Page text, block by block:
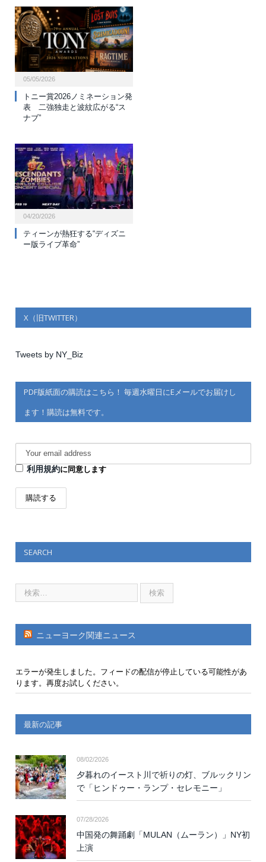
05/05/2026
トニー賞2026ノミネーション発
表 二強独走と波紋広がる“ス
ナブ”
04/20/2026
ティーンが熱狂する“ディズニ
ー版ライブ革命”
X（旧TWITTER）
Tweets by NY_Biz
PDF版紙面の購読はこちら！ 毎週水曜日にEメールでお届けし
ます！購読は無料です。
利用規約に同意します
SEARCH
ニューヨーク関連ニュース
エラーが発生しました。フィードの配信が停止している可能性があ
ります。再度お試しください。
最新の記事
08/02/2026
夕暮れのイースト川で祈りの灯、ブルックリン
で「ヒンドゥー・ランプ・セレモニー」
07/28/2026
中国発の舞踊劇「MULAN（ムーラン）」NY初
上演